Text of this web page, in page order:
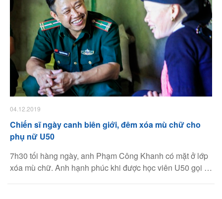
04.12.2019
Chiến sĩ ngày canh biên giới, đêm xóa mù chữ cho
phụ nữ U50
7h30 tối hàng ngày, anh Phạm Công Khanh có mặt ở lớp
xóa mù chữ. Anh hạnh phúc khi được học viên U50 gọi là